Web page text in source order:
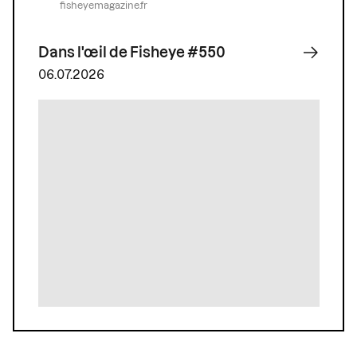
fisheyemagazine.fr
Dans l'œil de Fisheye #550
06.07.2026